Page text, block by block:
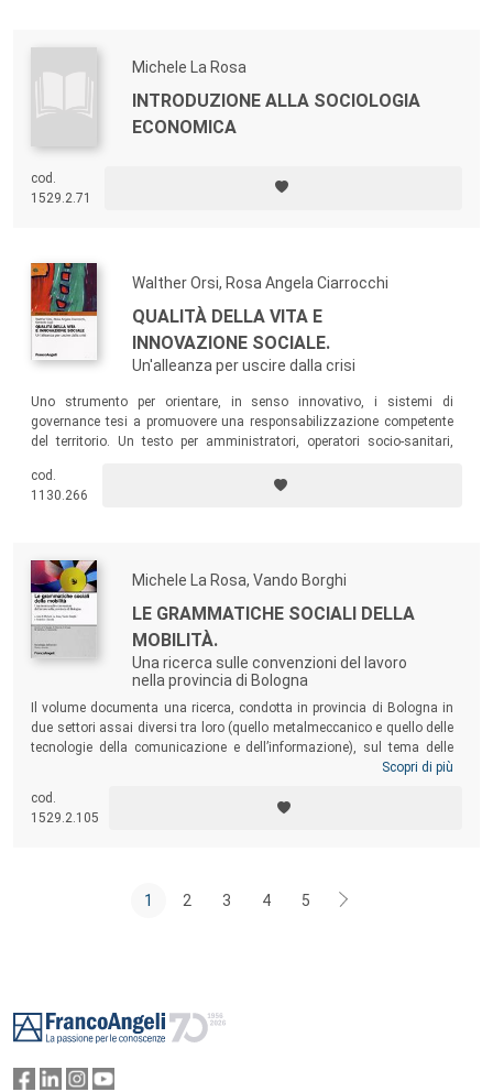
Michele La Rosa
INTRODUZIONE ALLA SOCIOLOGIA
ECONOMICA
cod.
1529.2.71
Walther Orsi, Rosa Angela Ciarrocchi
QUALITÀ DELLA VITA E
INNOVAZIONE SOCIALE.
Un'alleanza per uscire dalla crisi
Uno strumento per orientare, in senso innovativo, i sistemi di
governance tesi a promuovere una responsabilizzazione competente
del territorio. Un testo per amministratori, operatori socio-sanitari,
promuovere un’alleanza per l’innovazione e la qualità della vita.
cod.
1130.266
Michele La Rosa, Vando Borghi
LE GRAMMATICHE SOCIALI DELLA
MOBILITÀ.
Una ricerca sulle convenzioni del lavoro
nella provincia di Bologna
Il volume documenta una ricerca, condotta in provincia di Bologna in
due settori assai diversi tra loro (quello metalmeccanico e quello delle
tecnologie della comunicazione e dell’informazione), sul tema delle
scelte di mobilità nel lavoro e dei criteri che le orientano. L’indagine sui
decisioni di mobilità consente di mettere a fuoco modalità di
coordinamento degli attori in gioco, per comprendere il modo in cui le
Scopri di più
cod.
1529.2.105
1 2 3 4 5